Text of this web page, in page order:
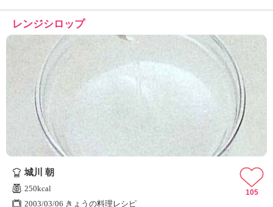
レンジシロップ
城川 朝
250kcal
2003/03/06 きょうの料理レシピ
105